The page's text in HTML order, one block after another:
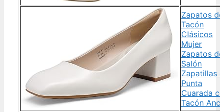
Zapatos
Tacón
Clásicos
Mujer
Zapatos
Salón
Zapatillas
Punta
Cuarada
Tacón